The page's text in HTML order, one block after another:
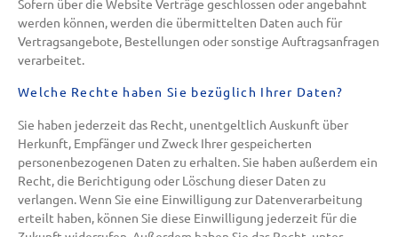
Sofern über die Website Verträge geschlossen oder angebahnt
werden können, werden die übermittelten Daten auch für
Vertragsangebote, Bestellungen oder sonstige Auftragsanfragen
verarbeitet.
Welche Rechte haben Sie bezüglich Ihrer Daten?
Sie haben jederzeit das Recht, unentgeltlich Auskunft über
Herkunft, Empfänger und Zweck Ihrer gespeicherten
personenbezogenen Daten zu erhalten. Sie haben außerdem ein
Recht, die Berichtigung oder Löschung dieser Daten zu
verlangen. Wenn Sie eine Einwilligung zur Datenverarbeitung
erteilt haben, können Sie diese Einwilligung jederzeit für die